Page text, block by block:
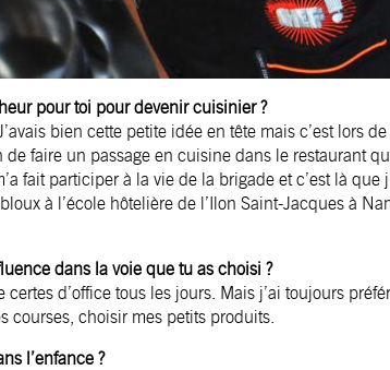
pour toi pour devenir cuisinier ?
bien cette petite idée en tête mais c’est lors
de faire un passage en cuisine dans le restaurant
fait participer à la vie de la brigade et c’est là que
à l’école hôtelière de l’Ilon Saint-Jacques à
dans la voie que tu as choisi ?
d’office tous les jours. Mais j’ai toujours
courses, choisir mes petits produits.
l’enfance ?